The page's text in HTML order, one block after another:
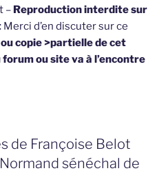
– Reproduction interdite sur
Merci d’en discuter sur ce
copie >partielle de cet
ou site va à l’encontre
de Françoise Belot
sénéchal de